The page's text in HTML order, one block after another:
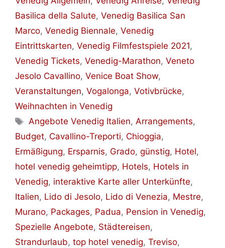
Basilica della Salute, Venedig Basilica San
Marco, Venedig Biennale, Venedig
Eintrittskarten, Venedig Filmfestspiele 2021,
Venedig Tickets, Venedig-Marathon, Veneto
Jesolo Cavallino, Venice Boat Show,
Veranstaltungen, Vogalonga, Votivbrücke,
Weihnachten in Venedig
Schlagwörter
Angebote Venedig Italien,Arrangements,
Budget, Cavallino-Treporti, Chioggia,
Ermäßigung, Ersparnis, Grado, günstig, Hotel,
hotel venedig geheimtipp, Hotels, Hotels in
Venedig, interaktive Karte aller Unterkünfte,
Italien, Lido di Jesolo, Lido di Venezia, Mestre,
Murano, Packages, Padua, Pension in Venedig,
Spezielle Angebote, Städtereisen,
Strandurlaub, top hotel venedig, Treviso,